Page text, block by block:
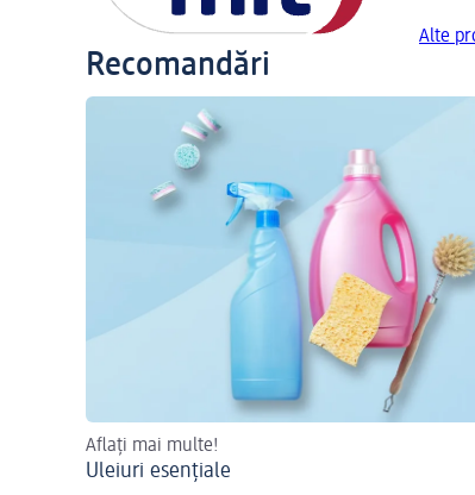
Alte
Recomandări
Aflați mai multe!
Uleiuri esențiale